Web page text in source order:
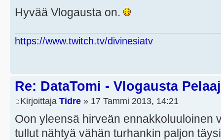
Hyvää Vlogausta on.
https://www.twitch.tv/divinesiatv
Re: DataTomi - Vlogausta
Kirjoittaja Tidre » 17 Tammi 2013, 14:21
Oon yleensä hirveän ennakkoluuloinen
tullut nähtyä vähän turhankin paljon